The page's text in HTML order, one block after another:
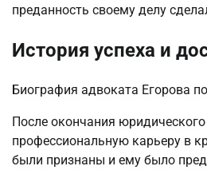
преданность своему делу
История успеха и
Биография адвоката Егорова
После окончания
профессиональную карьеру в
были признаны и ему было